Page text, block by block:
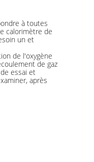
à toutes
calorimètre de
un et
de l'oxygène
de gaz
essai et
après